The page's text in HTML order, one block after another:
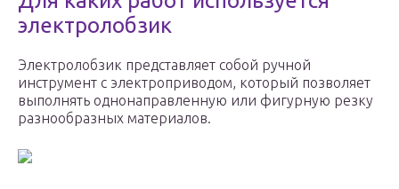
электролобзик
Электролобзик представляет собой ручной
инструмент с электроприводом, который позволяет
выполнять однонаправленную или фигурную резку
разнообразных материалов.